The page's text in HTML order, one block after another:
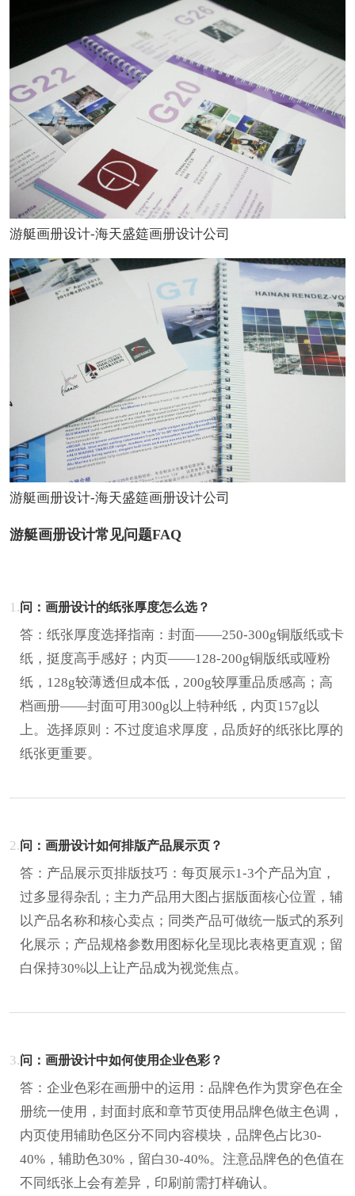
游艇画册设计-海天盛筵画册设计公司
游艇画册设计-海天盛筵画册设计公司
游艇画册设计常见问题FAQ
1.问：画册设计的纸张厚度怎么选？
答：纸张厚度选择指南：封面——250-300g铜版纸或卡
纸，挺度高手感好；内页——128-200g铜版纸或哑粉
纸，128g较薄透但成本低，200g较厚重品质感高；高
档画册——封面可用300g以上特种纸，内页157g以
上。选择原则：不过度追求厚度，品质好的纸张比厚的
纸张更重要。
2.问：画册设计如何排版产品展示页？
答：产品展示页排版技巧：每页展示1-3个产品为宜，
过多显得杂乱；主力产品用大图占据版面核心位置，辅
以产品名称和核心卖点；同类产品可做统一版式的系列
化展示；产品规格参数用图标化呈现比表格更直观；留
白保持30%以上让产品成为视觉焦点。
3.问：画册设计中如何使用企业色彩？
答：企业色彩在画册中的运用：品牌色作为贯穿色在全
册统一使用，封面封底和章节页使用品牌色做主色调，
内页使用辅助色区分不同内容模块，品牌色占比30-
40%，辅助色30%，留白30-40%。注意品牌色的色值在
不同纸张上会有差异，印刷前需打样确认。